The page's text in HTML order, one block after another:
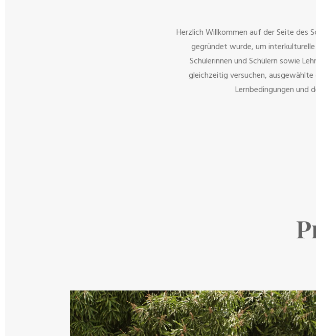
Herzlich Willkommen auf der Seite des
gegründet wurde, um
Schülerinnen und Schülern sowie
gleichzeitig versuchen,
Lernbedingungen und